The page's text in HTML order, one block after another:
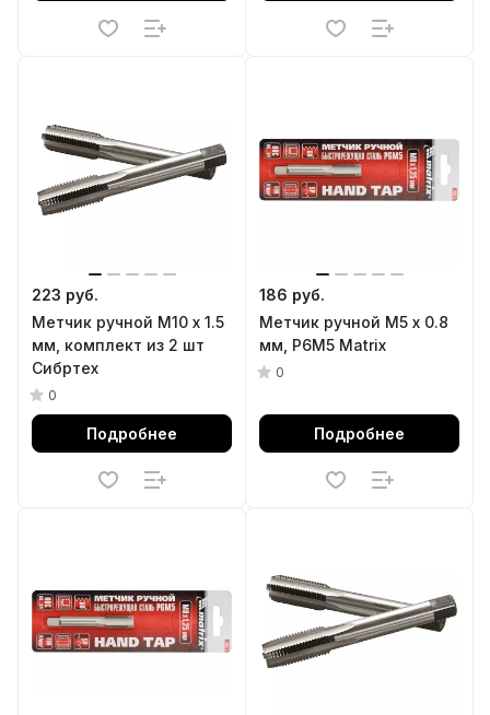
223 руб.
Метчик ручной М10 х 1.5
мм, комплект из 2 шт
Сибртех
0
Подробнее
186 руб.
Метчик ручной М5 х 0.8
мм, Р6М5 Matrix
0
Подробнее